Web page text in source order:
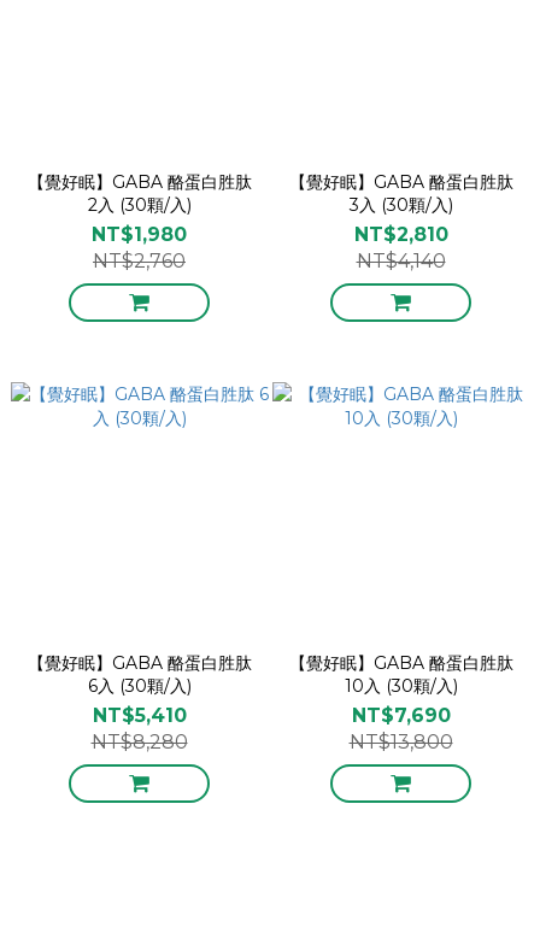
【覺好眠】GABA 酪蛋白胜肽
2入 (30顆/入)
NT$1,980
NT$2,760
【覺好眠】GABA 酪蛋白胜肽
3入 (30顆/入)
NT$2,810
NT$4,140
【覺好眠】GABA 酪蛋白胜肽
6入 (30顆/入)
NT$5,410
NT$8,280
【覺好眠】GABA 酪蛋白胜肽
10入 (30顆/入)
NT$7,690
NT$13,800